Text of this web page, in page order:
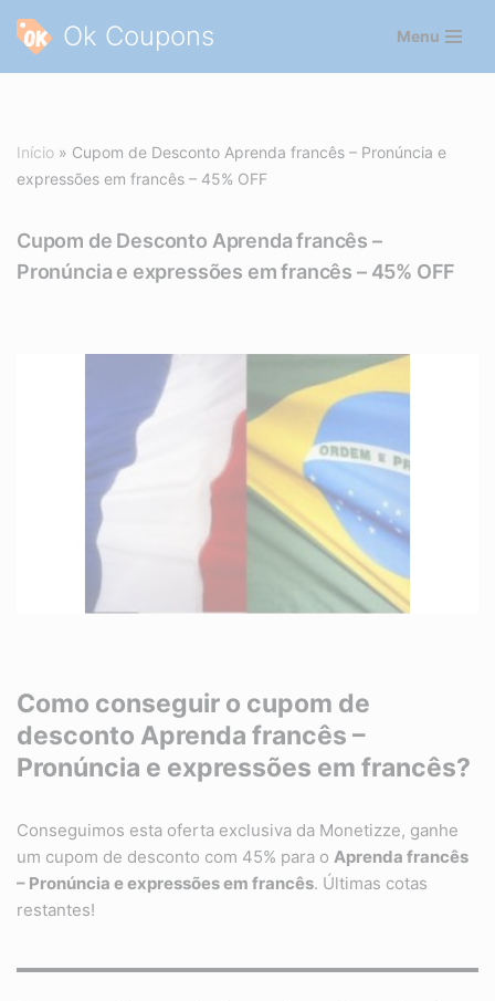
Pular
Ok Coupons Menu
Início » Cupom de Desconto Aprenda francês – Pronúncia e
expressões em francês – 45% OFF
Cupom de Desconto Aprenda francês –
Pronúncia e expressões em francês – 45% OFF
Como conseguir o cupom de
desconto Aprenda francês –
Pronúncia e expressões em francês?
Conseguimos esta oferta exclusiva da Monetizze, ganhe
um cupom de desconto com 45% para o Aprenda francês
– Pronúncia e expressões em francês. Últimas cotas
restantes!